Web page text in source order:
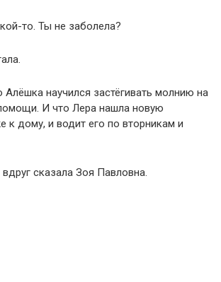
то. Ты не заболела?
Алёшка научился застёгивать молнию на
И что Лера нашла новую
к дому, и водит его по вторникам и
сказала Зоя Павловна.